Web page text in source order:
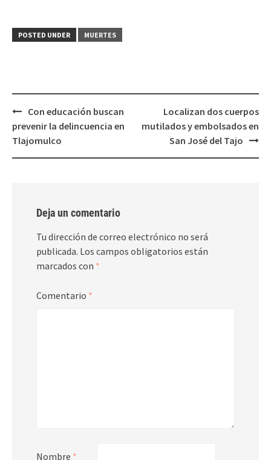
(Se
abre
(Se
abre
POSTED UNDER MUERTES
Post
navigation
Con educación buscan
prevenir la delincuencia en
Tlajomulco
Localizan dos cuerpos
mutilados y embolsados en
San José del Tajo
Deja un comentario
Tu dirección de correo electrónico no será
publicada. Los campos obligatorios están
marcados con *
Comentario *
Nombre *